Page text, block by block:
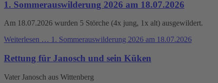
1. Sommerauswilderung 2026 am 18.07.2026
Am 18.07.2026 wurden 5 Störche (4x jung, 1x alt) ausgewildert.
Weiterlesen … 1. Sommerauswilderung 2026 am 18.07.2026
Rettung für Janosch und sein Küken
Vater Janosch aus Wittenberg